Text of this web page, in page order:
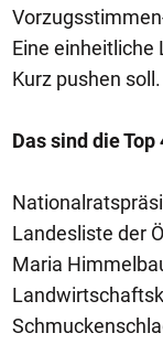
Eine einheitliche
Kurz pushen soll.
Das sind die Top
Landesliste der
Maria